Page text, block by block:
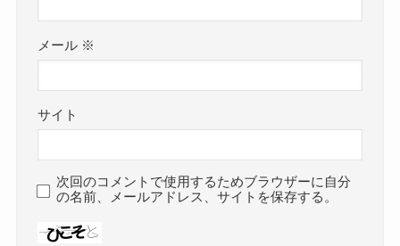
メール ※
サイト
次回のコメントで使用するためブラウザーに自分
の名前、メールアドレス、サイトを保存する。